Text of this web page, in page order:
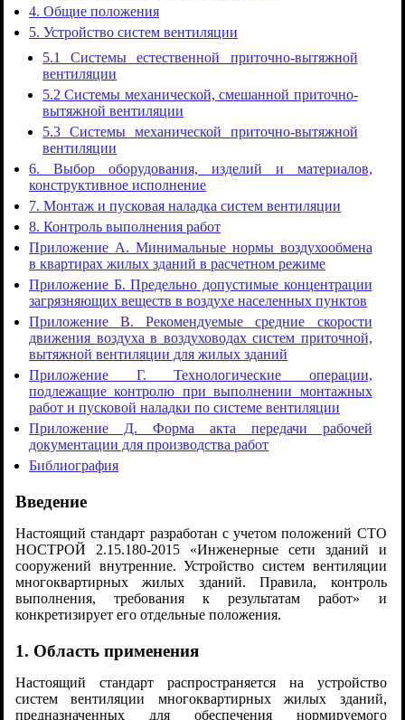
4. Общие положения
5. Устройство систем вентиляции
5.1 Системы естественной приточно-вытяжной
вентиляции
5.2 Системы механической, смешанной приточно-
вытяжной вентиляции
5.3 Системы механической приточно-вытяжной
вентиляции
6. Выбор оборудования, изделий и материалов,
конструктивное исполнение
7. Монтаж и пусковая наладка систем вентиляции
8. Контроль выполнения работ
Приложение А. Минимальные нормы воздухообмена
в квартирах жилых зданий в расчетном режиме
Приложение Б. Предельно допустимые концентрации
загрязняющих веществ в воздухе населенных пунктов
Приложение В. Рекомендуемые средние скорости
движения воздуха в воздуховодах систем приточной,
вытяжной вентиляции для жилых зданий
Приложение Г. Технологические операции,
подлежащие контролю при выполнении монтажных
работ и пусковой наладки по системе вентиляции
Приложение Д. Форма акта передачи рабочей
документации для производства работ
Библиография
Введение
Настоящий стандарт разработан с учетом положений СТО
НОСТРОЙ 2.15.180-2015 «Инженерные сети зданий и
сооружений внутренние. Устройство систем вентиляции
многоквартирных жилых зданий. Правила, контроль
выполнения, требования к результатам работ» и
конкретизирует его отдельные положения.
1. Область применения
Настоящий стандарт распространяется на устройство
систем вентиляции многоквартирных жилых зданий,
предназначенных для обеспечения нормируемого